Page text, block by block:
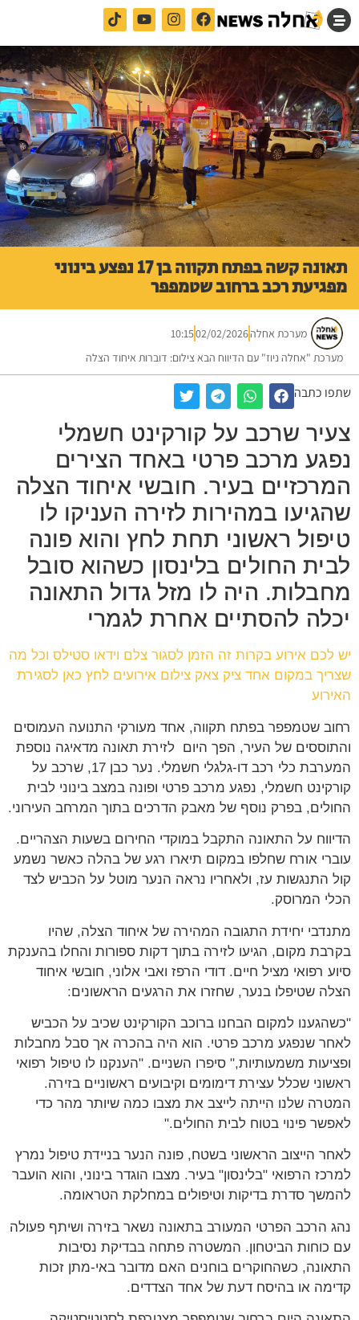
תאונה קשה בפתח תקווה בן 17 נפצע בינוני
מפגיעת רכב ברחוב שטמפפר
מערכת אחלה02/02/2026
10:15
מערכת "אחלה ניוז" עם הדיווח הבא צילום: דוברות איחוד הצלה
שתפו כתבה
צעיר שרכב על קורקינט חשמלי
נפגע מרכב פרטי באחד הצירים
המרכזיים בעיר. חובשי איחוד הצלה
שהגיעו במהירות לזירה העניקו לו
טיפול ראשוני תחת לחץ והוא פונה
לבית החולים בלינסון כשהוא סובל
מחבלות. היה לו מזל גדול התאונה
יכלה להסתיים אחרת לגמרי
יש לכם אירוע בקרות זה הזמן לסגור צלם וידאו סטילס וכל מה
שצריך במקום אחד ציק צאק צילום אירועים לחץ כאן לסגירת
האירוע
רחוב שטמפפר בפתח תקווה, אחד מעורקי התנועה העמוסים
והתוססים של העיר, הפך היום לזירת תאונה מדאיגה נוספת
המערבת כלי רכב דו-גלגלי חשמלי. נער כבן 17, שרכב על
קורקינט חשמלי, נפגע מרכב פרטי ופונה במצב בינוני לבית
החולים, בפרק נוסף של מאבק הדרכים בתוך המרחב העירוני.
הדיווח על התאונה התקבל במוקדי החירום בשעות הצהריים.
עוברי אורח שחלפו במקום תיארו רגע של בהלה כאשר נשמע
קול התנגשות עז, ולאחריו נראה הנער מוטל על הכביש לצד
הכלי המרוסק.
מתנדבי יחידת התגובה המהירה של איחוד הצלה, שהיו
בקרבת מקום, הגיעו לזירה בתוך דקות ספורות והחלו בהענקת
סיוע רפואי מציל חיים. דודי הרפז ואבי אלוני, חובשי איחוד
הצלה שטיפלו בנער, שחזרו את הרגעים הראשונים:
"כשהגענו למקום הבחנו ברוכב הקורקינט שכיב על הכביש
לאחר שנפגע מרכב פרטי. הוא היה בהכרה אך סבל מחבלות
ופציעות משמעותיות," סיפרו השניים. "הענקנו לו טיפול רפואי
ראשוני שכלל עצירת דימומים וקיבועים ראשוניים בזירה.
המטרה שלנו הייתה לייצב את מצבו כמה שיותר מהר כדי
לאפשר פינוי בטוח לבית החולים."
לאחר הייצוב הראשוני בשטח, פונה הנער בניידת טיפול נמרץ
למרכז הרפואי "בלינסון" בעיר. מצבו הוגדר בינוני, והוא הועבר
להמשך סדרת בדיקות וטיפולים במחלקת הטראומה.
נהג הרכב הפרטי המעורב בתאונה נשאר בזירה ושיתף פעולה
עם כוחות הביטחון. המשטרה פתחה בבדיקת נסיבות
התאונה, כשהחוקרים בוחנים האם מדובר באי-מתן זכות
קדימה או בהיסח דעת של אחד הצדדים.